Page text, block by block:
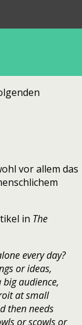
vor allem das
in The
every day?
or ideas,
audience,
at small
then needs
or scowls or